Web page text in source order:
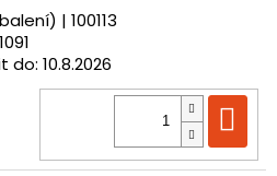
| 100113
do: 10.8.2026